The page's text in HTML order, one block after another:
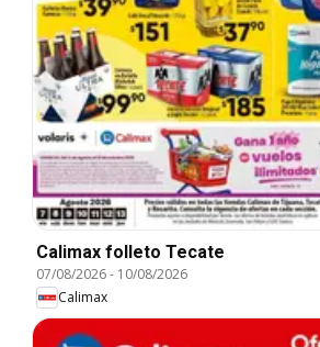
Calimax folleto Tecate
07/08/2026- 10/08/2026
Calimax